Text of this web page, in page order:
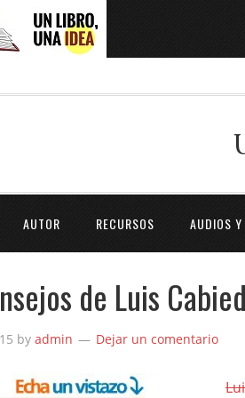
AUTOR RECURSOS AUDIOS
de Luis
by admin Dejar un comentario